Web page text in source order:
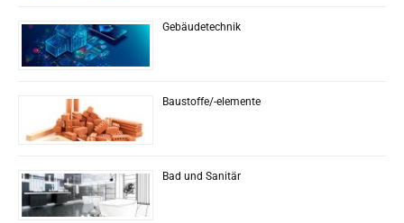
Gebäudetechnik
Baustoffe/-elemente
Bad und Sanitär